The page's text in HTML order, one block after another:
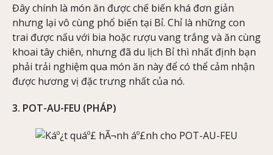
Đây chính là món ăn được chế biến khá đơn giản
nhưng lại vô cùng phổ biến tại Bỉ. Chỉ là những con
trai được nấu với bia hoặc rượu vang trắng và ăn cùng
khoai tây chiên, nhưng đã du lịch Bỉ thì nhất định bạn
phải trải nghiệm qua món ăn này để có thể cảm nhận
được hương vị đặc trưng nhất của nó.
3. POT-AU-FEU (PHÁP)